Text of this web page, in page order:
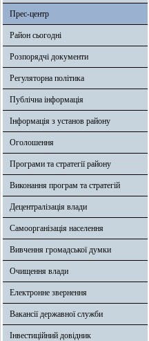
Прес-центр
Район сьогодні
Розпорядчі документи
Регуляторна політика
Публічна інформація
Інформація з установ району
Оголошення
Програми та стратегії району
Виконання програм та стратегій
Децентралізація влади
Самоорганізація населення
Вивчення громадської думки
Очищення влади
Електронне звернення
Вакансії державної служби
Інвестиційний довідник